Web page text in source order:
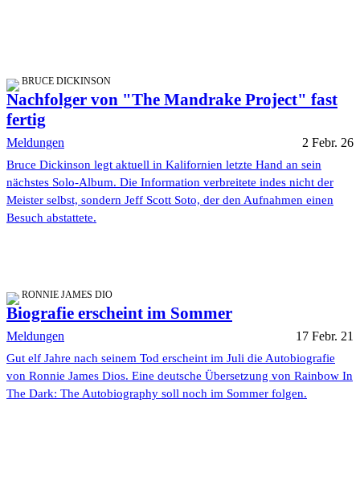
BRUCE DICKINSON
Nachfolger von "The Mandrake Project" fast
fertig
Meldungen 2 Febr. 26
Bruce Dickinson legt aktuell in Kalifornien letzte Hand an sein
nächstes Solo-Album. Die Information verbreitete indes nicht der
Meister selbst, sondern Jeff Scott Soto, der den Aufnahmen einen
Besuch abstattete.
RONNIE JAMES DIO
Biografie erscheint im Sommer
Meldungen 17 Febr. 21
Gut elf Jahre nach seinem Tod erscheint im Juli die Autobiografie
von Ronnie James Dios. Eine deutsche Übersetzung von Rainbow In
The Dark: The Autobiography soll noch im Sommer folgen.